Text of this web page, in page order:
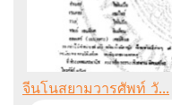
จีนโนสยามวารศัพท์ วั...